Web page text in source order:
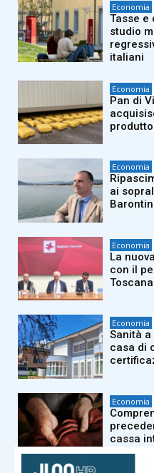
Economia
Tasse e
studio
italiani
Economia
Pan di
Economia
ai
Economia
La
con il
Economia
Sanità a
casa di
Economia
cassa